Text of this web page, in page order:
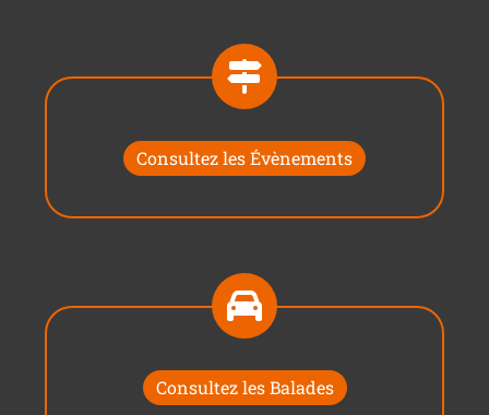
Consultez les Évènements
Consultez les Balades